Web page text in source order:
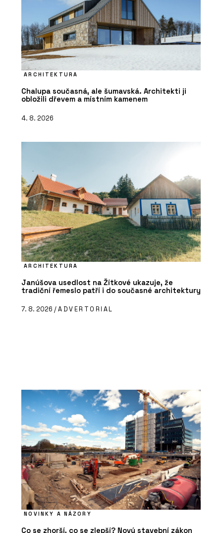
ARCHITEKTURA
Chalupa současná, ale šumavská. Architekti ji
obložili dřevem a místním kamenem
4. 8. 2026
ARCHITEKTURA
Janúšova usedlost na Žítkové ukazuje, že
tradiční řemeslo patří i do současné architektury
7. 8. 2026 /ADVERTORIAL
NOVINKY A NÁZORY
Co se zhorší, co se zlepší? Nový stavební zákon